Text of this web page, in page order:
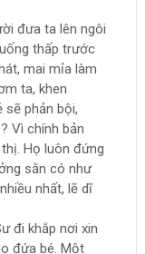
đưa ta lên ngôi
thấp trước
mai mỉa làm
ta, khen
sẽ phản bội,
Vì chính bản
Họ luôn đứng
sằn có như
nhất, lẽ dĩ
đi khắp nơi xin
đứa bé. Một